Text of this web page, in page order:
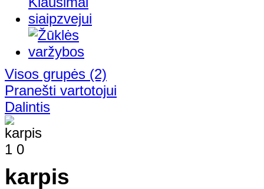
Visos grupės (2)
Pranešti vartotojui
Dalintis
1 0
karpis